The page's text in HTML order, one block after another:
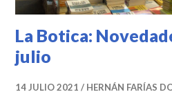
La Botica:
julio
14 JULIO 2021 HERNÁN FARÍAS